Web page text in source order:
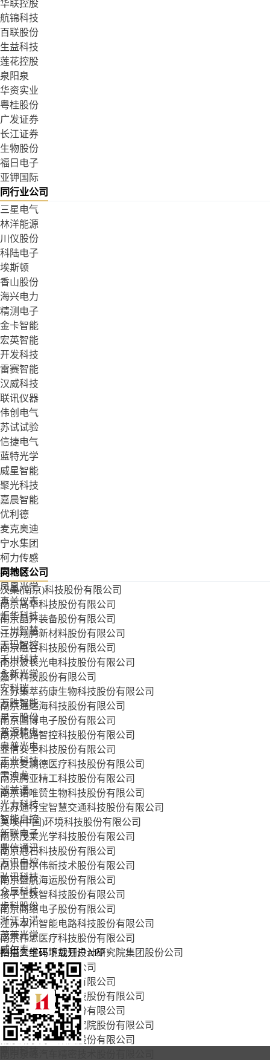
华联控股
航锦科技
百联股份
生益科技
莲花控股
泉阳泉
华资实业
粤桂股份
广发证券
长江证券
生物股份
福日电子
亚钾国际
同行业公司
三星电气
林洋能源
川仪股份
科陆电子
埃斯顿
香山股份
海兴电力
精测电子
金卡智能
宏英智能
开发科技
雷赛智能
汉威科技
联讯仪器
伟创电气
苏试试验
信捷电气
蓝特光学
威星智能
聚光科技
嘉晨智能
优利德
麦克奥迪
宁水集团
柯力传感
奥普特
凤凰光学
真兰仪表
炬华科技
三川智慧
天玛智控
禾川科技
永新光学
安科瑞
万胜智能
星云股份
普源精电
奥普光电
正业科技
雪迪龙
诚益通
光力科技
智能自控
新联电子
鼎信通讯
万讯自控
弘讯科技
众辰科技
步科股份
浙江力诺
茂莱光学
威尔泰
皖仪科技
新天科技
东软载波
力合科技
华盛昌
迦南智能
同地区公司
汉桑(南京)科技股份有限公司
南京高华科技股份有限公司
南京晶升装备股份有限公司
江苏翔腾新材料股份有限公司
南京磁谷科技股份有限公司
南京波长光电科技股份有限公司
嘉环科技股份有限公司
江苏集萃药康生物科技股份有限公司
南京通达海科技股份有限公司
南京国博电子股份有限公司
南京北路智控科技股份有限公司
亚信安全科技股份有限公司
南京麦澜德医疗科技股份有限公司
南京腾亚精工科技股份有限公司
南京诺唯赞生物科技股份有限公司
江苏通行宝智慧交通科技股份有限公司
美埃(中国)环境科技股份有限公司
南京茂莱光学科技股份有限公司
南京冠石科技股份有限公司
南京雷尔伟新技术股份有限公司
南京盛航海运股份有限公司
孩子王数智科技股份有限公司
南京商络电子股份有限公司
江苏本川智能电路科技股份有限公司
南京伟思医疗科技股份有限公司
南京大学环境规划设计研究院集团股份公司
迈拓仪表股份有限公司
南京科思化学股份有限公司
南京万德斯环保科技股份有限公司
招商局南京油运股份有限公司
南京市测绘勘察研究院股份有限公司
南京威尔药业集团股份有限公司
扫描二维码下载开户APP×